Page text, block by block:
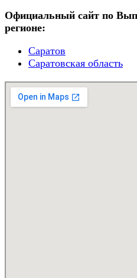
Официальный сайт по
регионе:
Саратов
Саратовская область